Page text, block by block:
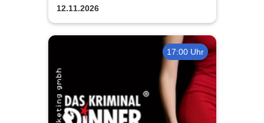
12.11.2026
17:00 Uhr